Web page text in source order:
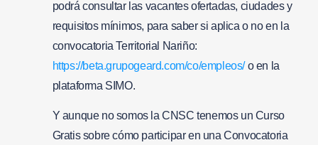
podrá consultar las vacantes ofertadas, ciudades y
requisitos mínimos, para saber si aplica o no en la
convocatoria Territorial Nariño:
https://beta.grupogeard.com/co/empleos/o en la
plataforma SIMO.
Y aunque no somos la CNSC tenemos un Curso
Gratis sobre cómo participar en una Convocatoria